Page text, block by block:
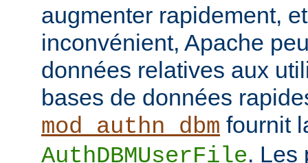
augmenter rapidement,
inconvénient, Apache
données relatives aux
bases de données
mod_authn_dbm fournit
AuthDBMUserFile. Les